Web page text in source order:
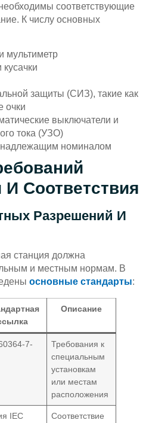
соответствующие
К числу основных
мультиметр
защиты (СИЗ), такие как
очки
выключатели и
тока (УЗО)
номиналом
И Соответствия
Разрешений И
станция должна
и местным нормам. В
основные стандарты:
Описание
7-
Требования к
специальным
установкам
или местам
расположения
IEC
Соответствие